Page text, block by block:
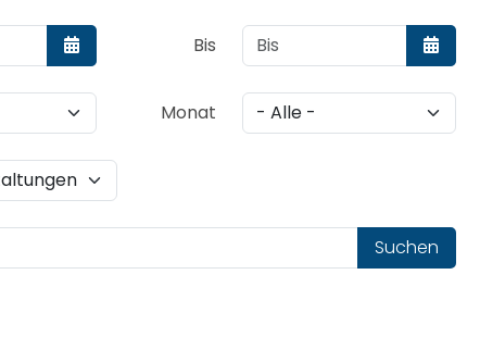
Kalender öffnen
Bis
Monat
Suchen